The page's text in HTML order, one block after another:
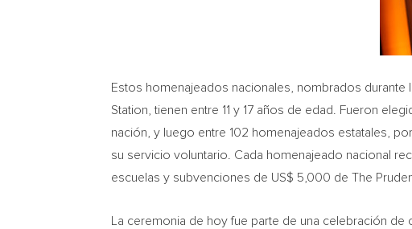
Estos homenajeados nacionales, nombrados
Station, tienen entre 11 y 17 años de edad. Fueron
nación, y luego entre 102 homenajeados estatales,
su servicio voluntario. Cada homenajeado nacional
escuelas y subvenciones de US$ 5,000 de The
La ceremonia de hoy fue parte de una celebración